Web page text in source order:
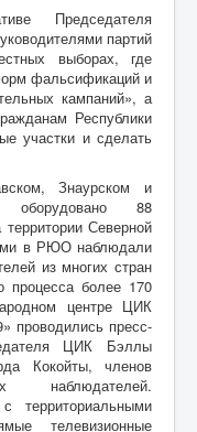
Председателя
партий
выборах, где
фальсификаций и
кампаний», а
Республики
участки и сделать
Знаурском и
оборудовано 88
Северной
в РЮО наблюдали
из многих стран
процесса более 170
центре ЦИК
проводились пресс-
ЦИК Бэллы
Кокойты, членов
наблюдателей.
территориальными
телевизионные